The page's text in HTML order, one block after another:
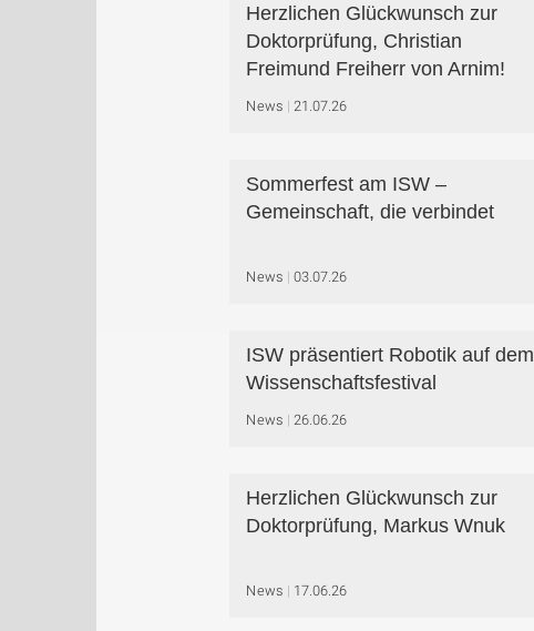
Herzlichen Glückwunsch zur
Doktorprüfung, Christian
Freimund Freiherr von Arnim!
News 21.07.26
Sommerfest am ISW –
Gemeinschaft, die verbindet
News 03.07.26
ISW präsentiert Robotik auf dem
Wissenschaftsfestival
News 26.06.26
Herzlichen Glückwunsch zur
Doktorprüfung, Markus Wnuk
News 17.06.26